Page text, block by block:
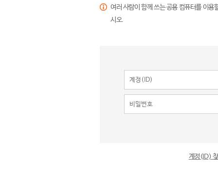
여러 사람이 함께 쓰는 공용 컴퓨터를 이
시오.
계정(ID)